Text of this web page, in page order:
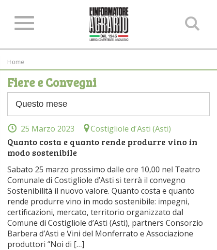
Home
Fiere e Convegni
25 Marzo 2023 Costigliole d'Asti (Asti)
Quanto costa e quanto rende produrre vino in
modo sostenibile
Sabato 25 marzo prossimo dalle ore 10,00 nel Teatro
Comunale di Costigliole d’Asti si terrà il convegno
Sostenibilità il nuovo valore. Quanto costa e quanto
rende produrre vino in modo sostenibile: impegni,
certificazioni, mercato, territorio organizzato dal
Comune di Costigliole d’Asti (Asti), partners Consorzio
Barbera d’Asti e Vini del Monferrato e Associazione
produttori “Noi di […]